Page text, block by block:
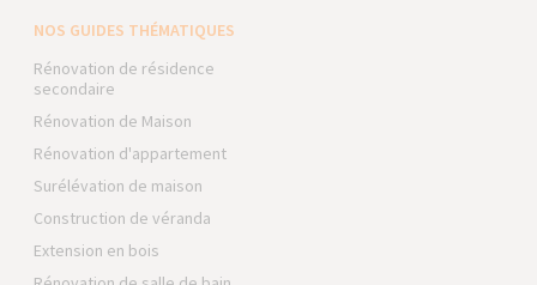
NOS GUIDES THÉMATIQUES
Rénovation de résidence
secondaire
Rénovation de Maison
Rénovation d'appartement
Surélévation de maison
Construction de véranda
Extension en bois